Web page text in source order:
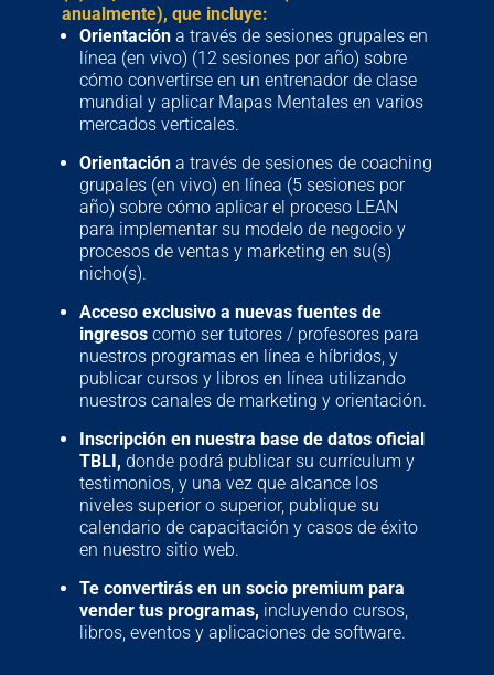
anualmente), que incluye:
Orientación a través de sesiones grupales en
línea (en vivo) (12 sesiones por año) sobre
cómo convertirse en un entrenador de clase
mundial y aplicar Mapas Mentales en varios
mercados verticales.
Orientación a través de sesiones de coaching
grupales (en vivo) en línea (5 sesiones por
año) sobre cómo aplicar el proceso LEAN
para implementar su modelo de negocio y
procesos de ventas y marketing en su(s)
nicho(s).
Acceso exclusivo a nuevas fuentes de
ingresos como ser tutores / profesores para
nuestros programas en línea e híbridos, y
publicar cursos y libros en línea utilizando
nuestros canales de marketing y orientación.
Inscripción en nuestra base de datos oficial
TBLI, donde podrá publicar su currículum y
testimonios, y una vez que alcance los
niveles superior o superior, publique su
calendario de capacitación y casos de éxito
en nuestro sitio web.
Te convertirás en un socio premium para
vender tus programas, incluyendo cursos,
libros, eventos y aplicaciones de software.